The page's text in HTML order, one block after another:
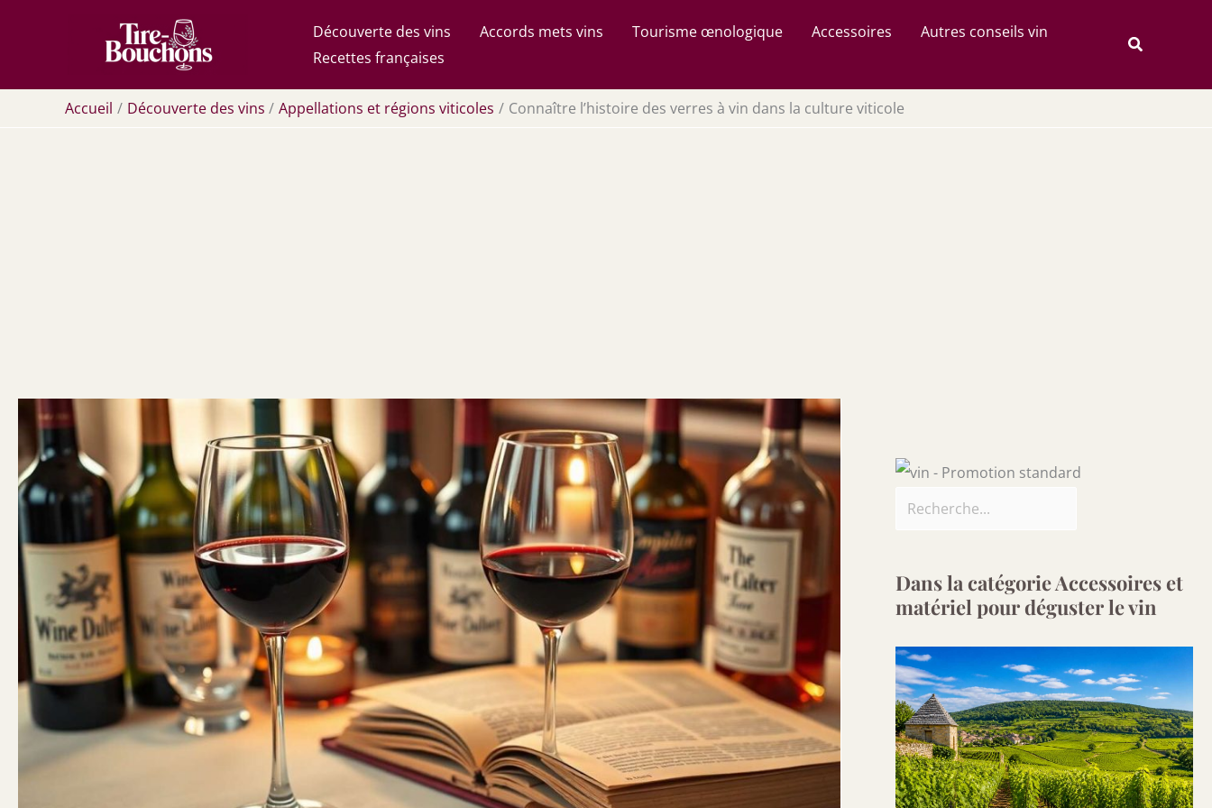
Découverte des vins Accords mets vins Tourisme œnologique Accessoires
Autres conseils vin
Recettes françaises
Rechercher
Accueil Découverte des vins Appellations et régions viticoles Connaître l’histoire des verres à vin dans la culture viticole
Dans la catégorie Accessoires et
matériel pour déguster le vin